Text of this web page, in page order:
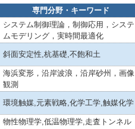
専門分野・キーワード
システム制御理論，制御応用，システ
ムモデリング，実時間最適化
斜面安定性,杭基礎,不飽和土
海浜変形，沿岸波浪，沿岸砂州，画像
観測
環境触媒,元素戦略,化学工学,触媒化学
物性物理学,低温物理学,走査トンネル